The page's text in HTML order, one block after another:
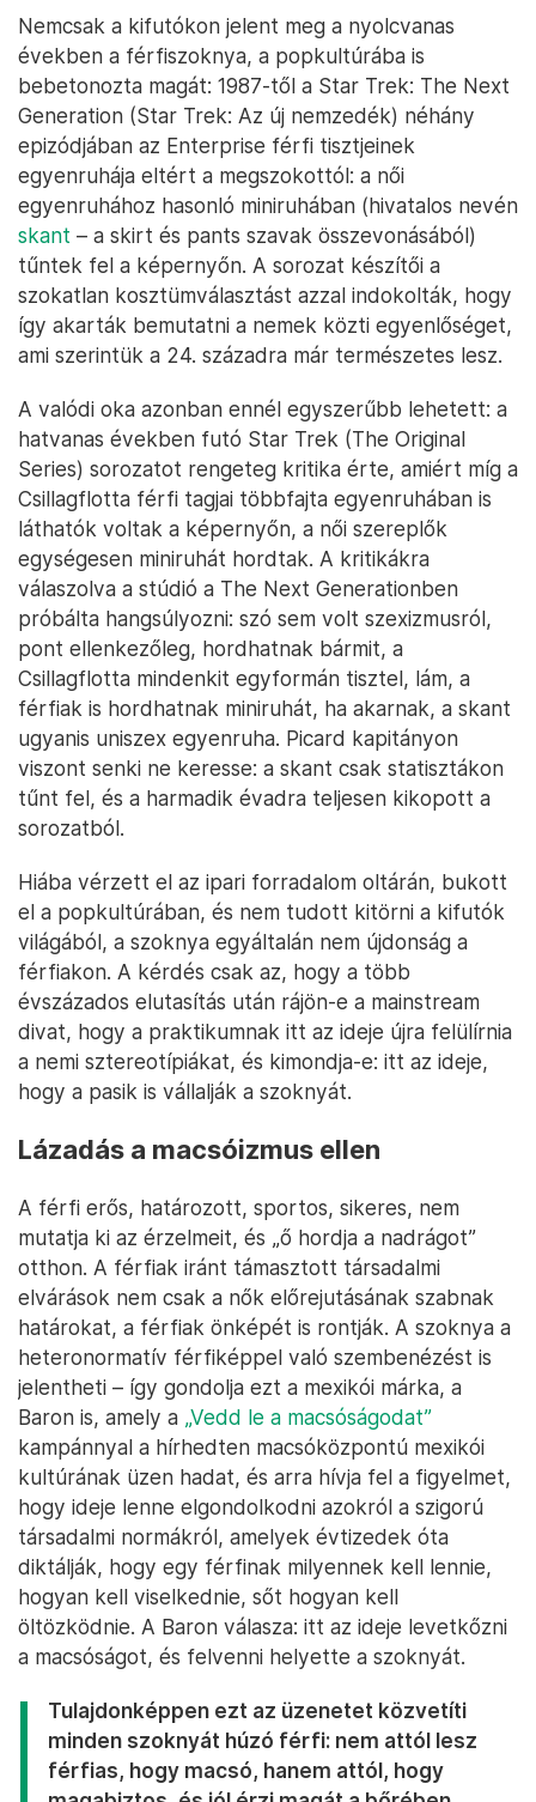
Nemcsak a kifutókon jelent meg a nyolcvanas
években a férfiszoknya, a popkultúrába is
bebetonozta magát: 1987-től a Star Trek: The Next
Generation (Star Trek: Az új nemzedék) néhány
epizódjában az Enterprise férfi tisztjeinek
egyenruhája eltért a megszokottól: a női
egyenruhához hasonló miniruhában (hivatalos nevén
skant – a skirt és pants szavak összevonásából)
tűntek fel a képernyőn. A sorozat készítői a
szokatlan kosztümválasztást azzal indokolták, hogy
így akarták bemutatni a nemek közti egyenlőséget,
ami szerintük a 24. századra már természetes lesz.
A valódi oka azonban ennél egyszerűbb lehetett: a
hatvanas években futó Star Trek (The Original
Series) sorozatot rengeteg kritika érte, amiért míg a
Csillagflotta férfi tagjai többfajta egyenruhában is
láthatók voltak a képernyőn, a női szereplők
egységesen miniruhát hordtak. A kritikákra
válaszolva a stúdió a The Next Generationben
próbálta hangsúlyozni: szó sem volt szexizmusról,
pont ellenkezőleg, hordhatnak bármit, a
Csillagflotta mindenkit egyformán tisztel, lám, a
férfiak is hordhatnak miniruhát, ha akarnak, a skant
ugyanis uniszex egyenruha. Picard kapitányon
viszont senki ne keresse: a skant csak statisztákon
tűnt fel, és a harmadik évadra teljesen kikopott a
sorozatból.
Hiába vérzett el az ipari forradalom oltárán, bukott
el a popkultúrában, és nem tudott kitörni a kifutók
világából, a szoknya egyáltalán nem újdonság a
férfiakon. A kérdés csak az, hogy a több
évszázados elutasítás után rájön-e a mainstream
divat, hogy a praktikumnak itt az ideje újra felülírnia
a nemi sztereotípiákat, és kimondja-e: itt az ideje,
hogy a pasik is vállalják a szoknyát.
Lázadás a macsóizmus ellen
A férfi erős, határozott, sportos, sikeres, nem
mutatja ki az érzelmeit, és „ő hordja a nadrágot”
otthon. A férfiak iránt támasztott társadalmi
elvárások nem csak a nők előrejutásának szabnak
határokat, a férfiak önképét is rontják. A szoknya a
heteronormatív férfiképpel való szembenézést is
jelentheti – így gondolja ezt a mexikói márka, a
Baron is, amely a „Vedd le a macsóságodat”
kampánnyal a hírhedten macsóközpontú mexikói
kultúrának üzen hadat, és arra hívja fel a figyelmet,
hogy ideje lenne elgondolkodni azokról a szigorú
társadalmi normákról, amelyek évtizedek óta
diktálják, hogy egy férfinak milyennek kell lennie,
hogyan kell viselkednie, sőt hogyan kell
öltözködnie. A Baron válasza: itt az ideje levetkőzni
a macsóságot, és felvenni helyette a szoknyát.
Tulajdonképpen ezt az üzenetet közvetíti
minden szoknyát húzó férfi: nem attól lesz
férfias, hogy macsó, hanem attól, hogy